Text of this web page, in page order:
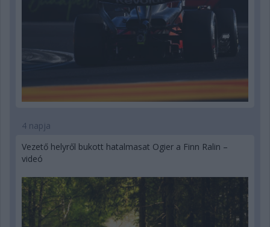
4 napja
Vezető helyről bukott hatalmasat Ogier a Finn Ralin –
videó